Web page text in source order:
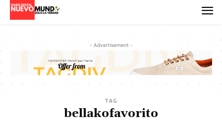
- Advertisement -
TAG
bellakofavorito